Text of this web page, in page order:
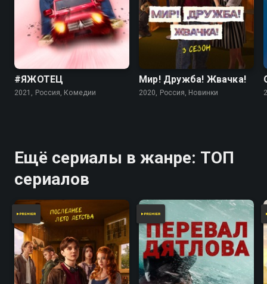
#ЯЖОТЕЦ
2021, Россия, Комедии
Мир! Дружба! Жвачка!
2020, Россия, Новинки
Ещё сериалы в жанре: ТОП
сериалов